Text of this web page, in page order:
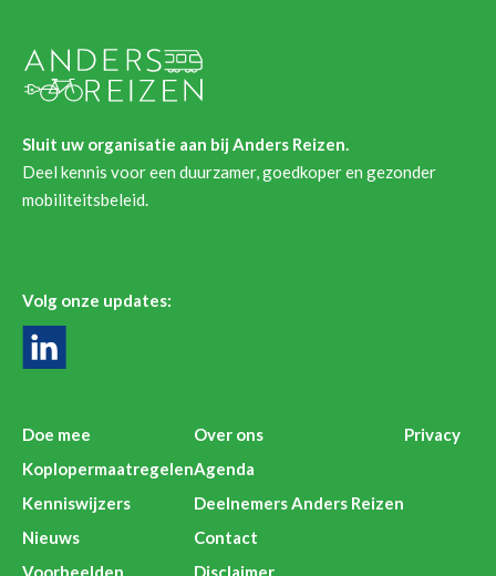
Sluit uw organisatie aan bij Anders Reizen.
Deel kennis voor een duurzamer, goedkoper en gezonder
mobiliteitsbeleid.
Doe mee
Koplopermaatregelen
Kenniswijzers
Nieuws
Voorbeelden
Over ons
Agenda
Deelnemers Anders Reizen
Contact
Disclaimer
Privacy
Volg onze updates: